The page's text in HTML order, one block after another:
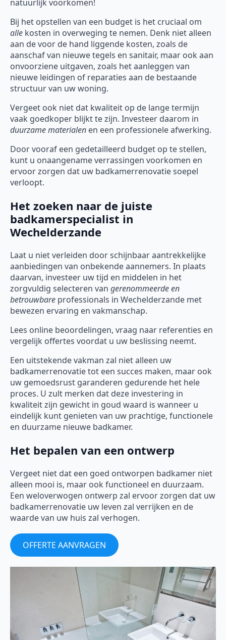
natuurlijk voorkomen!
Bij het opstellen van een budget is het cruciaal om
alle kosten in overweging te nemen. Denk niet alleen
aan de voor de hand liggende kosten, zoals de
aanschaf van nieuwe tegels en sanitair, maar ook aan
onvoorziene uitgaven, zoals het aanleggen van
nieuwe leidingen of reparaties aan de bestaande
structuur van uw woning.
Vergeet ook niet dat kwaliteit op de lange termijn
vaak goedkoper blijkt te zijn. Investeer daarom in
duurzame materialen en een professionele afwerking.
Door vooraf een gedetailleerd budget op te stellen,
kunt u onaangename verrassingen voorkomen en
ervoor zorgen dat uw badkamerrenovatie soepel
verloopt.
Het zoeken naar de juiste
badkamerspecialist in
Wechelderzande
Laat u niet verleiden door schijnbaar aantrekkelijke
aanbiedingen van onbekende aannemers. In plaats
daarvan, investeer uw tijd en middelen in het
zorgvuldig selecteren van gerenommeerde en
betrouwbare professionals in Wechelderzande met
bewezen ervaring en vakmanschap.
Lees online beoordelingen, vraag naar referenties en
vergelijk offertes voordat u uw beslissing neemt.
Een uitstekende vakman zal niet alleen uw
badkamerrenovatie tot een succes maken, maar ook
uw gemoedsrust garanderen gedurende het hele
proces. U zult merken dat deze investering in
kwaliteit zijn gewicht in goud waard is wanneer u
eindelijk kunt genieten van uw prachtige, functionele
en duurzame nieuwe badkamer.
Het bepalen van een ontwerp
Vergeet niet dat een goed ontworpen badkamer niet
alleen mooi is, maar ook functioneel en duurzaam.
Een weloverwogen ontwerp zal ervoor zorgen dat uw
badkamerrenovatie uw leven zal verrijken en de
waarde van uw huis zal verhogen.
OFFERTE AANVRAGEN